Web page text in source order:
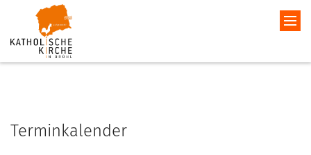
Terminkalender